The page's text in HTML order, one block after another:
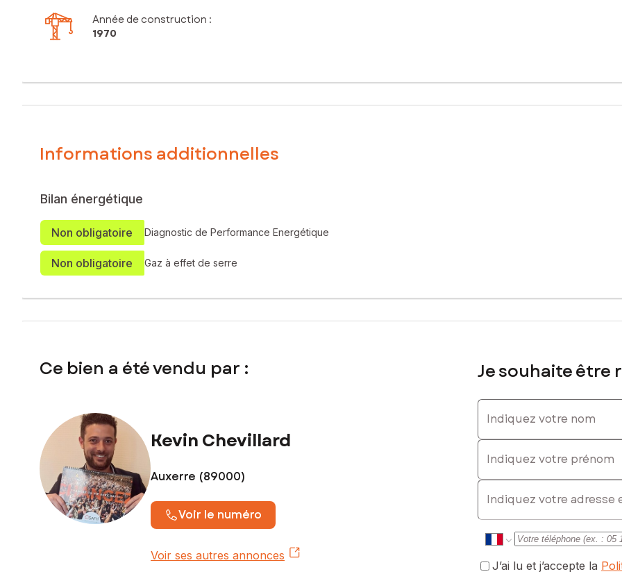
Année de construction :
1970
Informations additionnelles
Bilan énergétique
Non obligatoire Diagnostic de Performance Energétique
Non obligatoire Gaz à effet de serre
Ce bien a été vendu par :
Kevin Chevillard
Auxerre (89000)
Voir le numéro
Voir ses autres annonces
Je souhaite être
Indiquez votre nom
Indiquez votre prénom
E-mail
J’ai lu et j’accepte la